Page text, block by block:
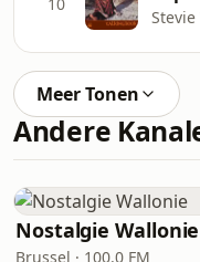
Meer Tonen
Andere
Nostalgie Wallonie
Brussel · 100.0 FM